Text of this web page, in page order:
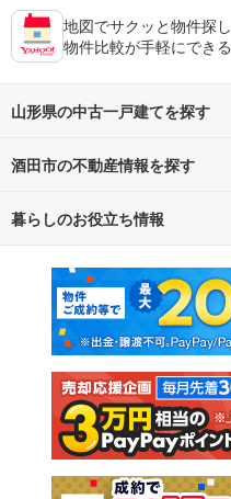
地図でサクッと物件探し
物件比較が手軽にできる
山形県の中古一戸建てを探す
路線・駅から探す
通勤・通学時間から探す
酒田市の不動産情報を探す
不動産・住宅
新築マンション
新築一戸建て
注文住宅
売却査定
暮らしのお役立ち情報
マンションカタログ